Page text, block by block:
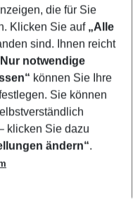
die für Sie
Klicken Sie auf „Alle
sind. Ihnen reicht
notwendige
können Sie Ihre
Sie können
klicken Sie dazu
ändern“.